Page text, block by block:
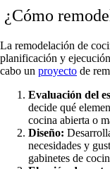
¿Cómo
La remodelación de
planificación y
cabo un proyecto de
Evaluación del
decide qué
cocina abierta o
Diseño:
necesidades y
gabinetes de